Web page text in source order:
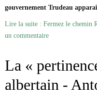
gouvernement Trudeau
Lire la suite : Fermez le chemin
un commentaire
La «
albertain -